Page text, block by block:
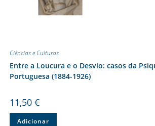
Ciências e Culturas
Entre a Loucura e o Desvio: casos da
Portuguesa (1884-1926)
11,50 €
Adicionar